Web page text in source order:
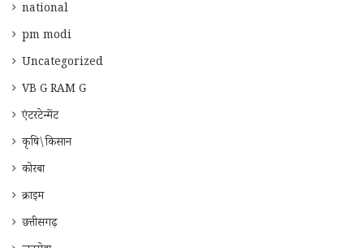
national
pm modi
Uncategorized
VB G RAM G
एंटरटेन्मेंट
कृषि\किसान
कोरबा
क्राइम
छत्तीसगढ़